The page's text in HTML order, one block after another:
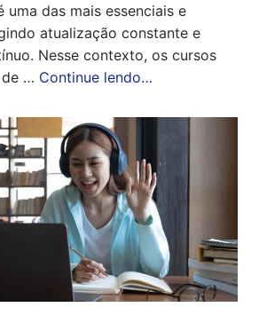
uma das mais essenciais e
atualização constante e
Nesse contexto, os cursos
de … Continue lendo…